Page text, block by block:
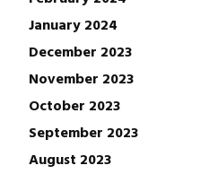
January 2024
December 2023
November 2023
October 2023
September 2023
August 2023